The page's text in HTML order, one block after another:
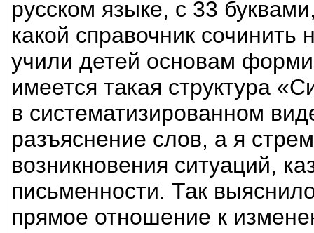
русском языке, с 33
какой справочник
учили детей основам
имеется такая структура
в систематизированном
разъяснение слов, а я
возникновения ситуаций,
письменности. Так
прямое отношение к